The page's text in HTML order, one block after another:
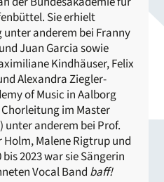
Sie erhielt
anderem bei Franny
Juan Garcia sowie
Kindhäuser, Felix
Alexandra Ziegler-
of Music in Aalborg
im Master
anderem bei Prof.
Holm, Malene Rigtrup und
2023 war sie Sängerin
Vocal Band baff!